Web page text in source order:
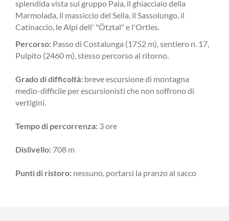
splendida vista sul gruppo Pala, il ghiacciaio della
Marmolada, il massiccio del Sella, il Sassolungo, il
Catinaccio, le Alpi dell' "Ötztal" e l'Ortles.
Percorso: Passo di Costalunga (1752 m), sentiero n. 17,
Pulpito (2460 m), stesso percorso al ritorno.
Grado di difficoltà: breve escursione di montagna
medio-difficile per escursionisti che non soffrono di
vertigini.
Tempo di percorrenza: 3 ore
Dislivello: 708 m
Punti di ristoro: nessuno, portarsi la pranzo al sacco